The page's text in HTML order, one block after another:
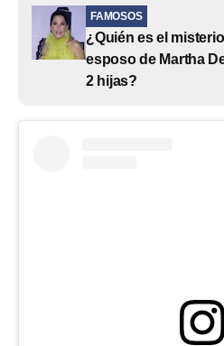
FAMOSOS
¿Quién es el
esposo de Martha
2 hijas?